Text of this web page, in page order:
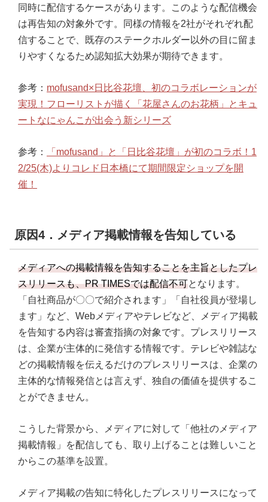
同時に配信するケースがあります。このような配信機会
は再告知の対象外です。同様の情報を2社がそれぞれ配
信することで、既存のステークホルダー以外の目に留ま
りやすくなるため認知拡大効果が期待できます。
参考： mofusand×日比谷花壇、初のコラボレーションが
実現！フローリストが描く「花屋さんのお花柄」とキュ
ートなにゃんこが出会う新シリーズ
参考：
「mofusand」と「日比谷花壇」が初のコラボ！1
2/25(木)よりコレド日本橋にて期間限定ショップを開
催！
原因4．メディア掲載情報を告知している
メディアへの掲載情報を告知することを主旨としたプレ
スリリースも、PR TIMESでは配信不可となります。
「自社商品が〇〇で紹介されます」「自社役員が登場し
ます」など、Webメディアやテレビなど、メディア掲載
を告知する内容は審査指摘の対象です。プレスリリース
は、企業が主体的に発信する情報です。テレビや雑誌な
どの掲載情報を伝えるだけのプレスリリースは、企業の
主体的な情報発信とは言えず、独自の価値を提供するこ
とができません。
こうした背景から、メディアに対して「他社のメディア
掲載情報」を配信しても、取り上げることは難しいこと
からこの基準を設置。
メディア掲載の告知に特化したプレスリリースになって